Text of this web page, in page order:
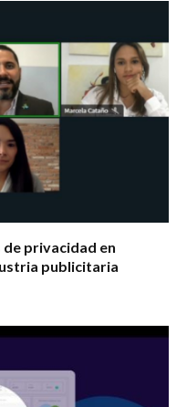
privacidad en
publicitaria